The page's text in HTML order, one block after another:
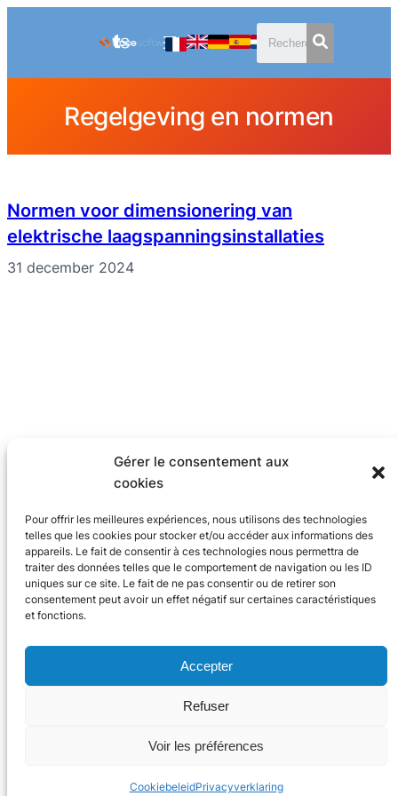
Gérer le consentement aux
cookies
Pour offrir les meilleures expériences, nous utilisons des technologies
telles que les cookies pour stocker et/ou accéder aux informations des
appareils. Le fait de consentir à ces technologies nous permettra de
traiter des données telles que le comportement de navigation ou les ID
uniques sur ce site. Le fait de ne pas consentir ou de retirer son
consentement peut avoir un effet négatif sur certaines caractéristiques
et fonctions.
Accepter
Refuser
Voir les préférences
CookiebeleidPrivacyverklaring
inhoud
Regelgeving en normen
Normen voor dimensionering van
elektrische laagspanningsinstallaties
31 december 2024
2024 Trace Software International